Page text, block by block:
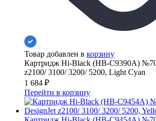
Товар добавлен в корзину
Картридж Hi-Black (HB-C9390A) №70
z2100/ 3100/ 3200/ 5200, Light Cyan
1 684 ₽
Перейти в корзину